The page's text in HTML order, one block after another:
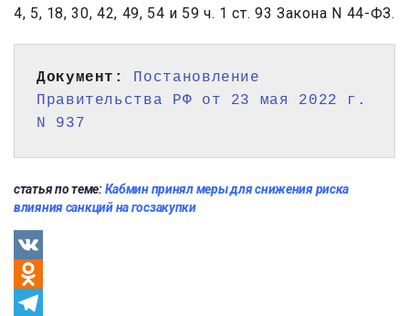
4, 5, 18, 30, 42, 49, 54 и 59 ч. 1 ст. 93 Закона N 44-ФЗ.
Документ:
Постановление
Правительства РФ от 23 мая 2022 г.
N 937
статья по теме:Кабмин принял меры для снижения риска
влияния санкций на госзакупки
VK
Odnoklassniki